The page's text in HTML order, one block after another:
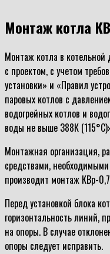
Монтаж котла
Монтаж котла в котельной
с проектом, с учетом
установки» и «Правил
паровых котлов с
водогрейных котлов и
воды не выше 388К
Монтажная организация,
средствами,
производит монтаж КВр-
Перед установкой блока
горизонтальность линий,
на опоры. В случае
опоры следует исправить.